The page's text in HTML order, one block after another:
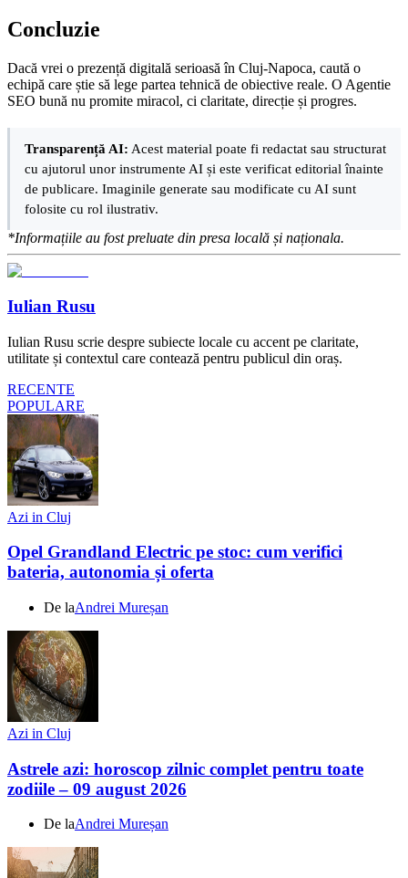
Concluzie
Dacă vrei o prezență digitală serioasă în Cluj-Napoca, caută o
echipă care știe să lege partea tehnică de obiective reale. O Agentie
SEO bună nu promite miracol, ci claritate, direcție și progres.
Transparență AI: Acest material poate fi redactat sau structurat
cu ajutorul unor instrumente AI și este verificat editorial înainte
de publicare. Imaginile generate sau modificate cu AI sunt
folosite cu rol ilustrativ.
*Informațiile au fost preluate din presa locală și naționala.
Iulian Rusu
Iulian Rusu scrie despre subiecte locale cu accent pe claritate,
utilitate și contextul care contează pentru publicul din oraș.
RECENTE
POPULARE
Azi in Cluj
Opel Grandland Electric pe stoc: cum verifici
bateria, autonomia și oferta
De laAndrei Mureșan
Azi in Cluj
Astrele azi: horoscop zilnic complet pentru toate
zodiile – 09 august 2026
De laAndrei Mureșan